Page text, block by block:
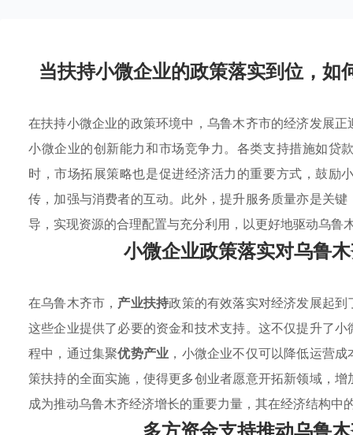
当扶持小微企业的政策落实到位，
在扶持小微企业的政策环境中，乌鲁木齐市的经济发展
小微企业的创新能力和市场竞争力。各类支持措施如贷
时，市场拓展策略也是促进经济活力的重要方式，鼓励
传，加强与消费者的互动。此外，提升服务质量亦是关
导，实现资源的合理配置与充分利用，以更好地驱动乌鲁
小微企业政策落实对乌鲁
在乌鲁木齐市， 产业扶持政策的有效落实对经济发展起
这些企业提供了必要的资金和技术支持。这不仅提升了
程中，通过集聚优势产业 ，小微企业不仅可以降低运营
策扶持的全面实施，使得更多创业者愿意开拓新领域，
成为推动乌鲁木齐经济增长的重要力量，其在经济结构中